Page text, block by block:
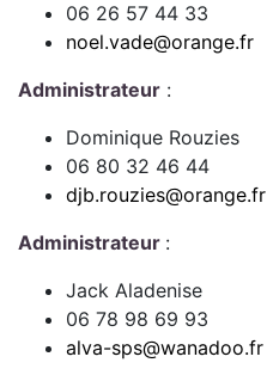
06 26 57 44 33
noel.vade@orange.fr
Administrateur :
Dominique Rouzies
06 80 32 46 44
djb.rouzies@orange.fr
Administrateur :
Jack Aladenise
06 78 98 69 93
alva-sps@wanadoo.fr